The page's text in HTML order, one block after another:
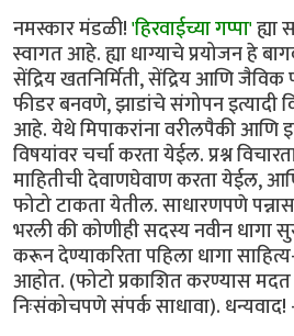
नमस्कार मंडळी!'हिरवाईच्या गप्पा'ह्या
स्वागत आहे. ह्या धाग्याचे प्रयोजन हे
सेंद्रिय खतनिर्मिती, सेंद्रिय आणि जैविक
फीडर बनवणे, झाडांचे संगोपन इत्यादी
आहे. येथे मिपाकरांना वरीलपैकी आणि
विषयांवर चर्चा करता येईल. प्रश्न
माहितीची देवाणघेवाण करता येईल,
फोटो टाकता येतील. साधारणपणे
भरली की कोणीही सदस्य नवीन
करून देण्याकरिता पहिला धागा
आहोत. (फोटो प्रकाशित करण्यास
निःसंकोचपणे संपर्क साधावा).